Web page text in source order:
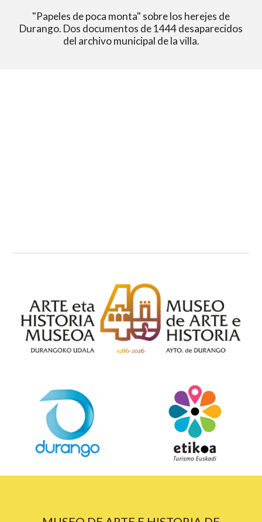
"Papeles de poca monta" sobre los herejes de
Durango. Dos documentos de 1444 desaparecidos
del archivo municipal de la villa.